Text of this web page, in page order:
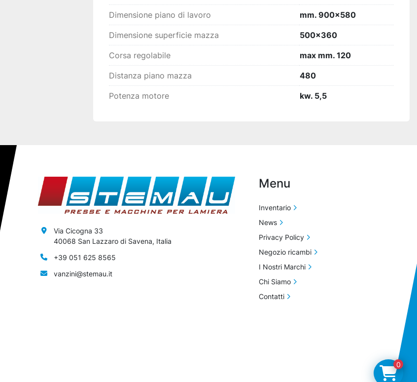
Dimensione piano di lavoro mm. 900x580
Dimensione superficie mazza 500x360
Corsa regolabile max mm. 120
Distanza piano mazza 480
Potenza motore kw. 5,5
Via Cicogna 33
40068 San Lazzaro di Savena, Italia
+39 051 625 8565
vanzini@stemau.it
Menu
Inventario
News
Privacy Policy
Negozio ricambi
I Nostri Marchi
Chi Siamo
Contatti
0